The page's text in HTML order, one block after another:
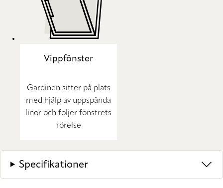
Vippfönster
Gardinen sitter på plats
med hjälp av uppspända
linor och följer fönstrets
rörelse
Specifikationer